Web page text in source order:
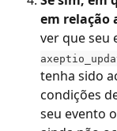
em relação
ver que seu
tenha sido
condições
seu evento